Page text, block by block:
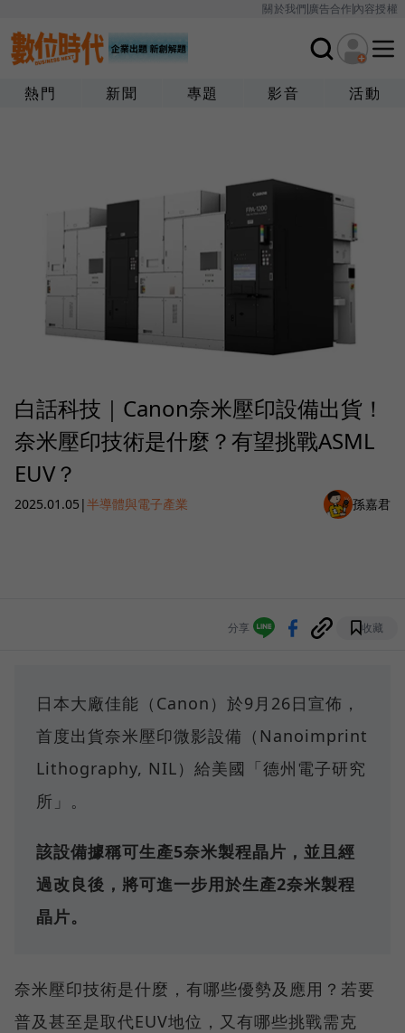
關於我們廣告合作內容授權
熱門 新聞 專題 影音 活動
白話科技｜Canon奈米壓印設備出貨！
奈米壓印技術是什麼？有望挑戰ASML
EUV？
2025.01.05 |半導體與電子產業 孫嘉君
分享 收藏
日本大廠佳能（Canon）於9月26日宣佈，
首度出貨奈米壓印微影設備（Nanoimprint
Lithography, NIL）給美國「德州電子研究
所」。
該設備據稱可生產5奈米製程晶片，並且經
過改良後，將可進一步用於生產2奈米製程
晶片。
奈米壓印技術是什麼，有哪些優勢及應用？若要
普及甚至是取代EUV地位，又有哪些挑戰需克